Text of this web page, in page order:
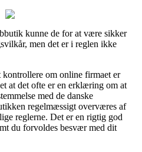
kunne de for at være sikker
men det er i reglen ikke
om online firmaet er
at det ofte er en erklæring om at
med de danske
regelmæssigt overværes af
reglerne. Det er en rigtig god
du forvoldes besvær med dit